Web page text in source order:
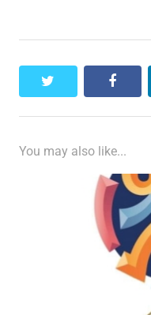
You may also like...